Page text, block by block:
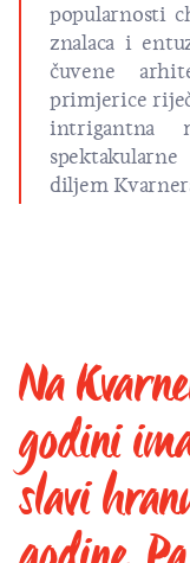
popularnosti
znalaca i
čuvene
primjerice
intrigantna
diljem
Na
godini
slavi